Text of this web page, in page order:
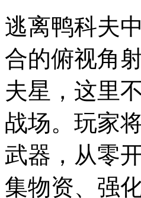
逃离鸭科夫
合的俯视角
夫星，这里
战场。玩家
武器，从零
集物资、强